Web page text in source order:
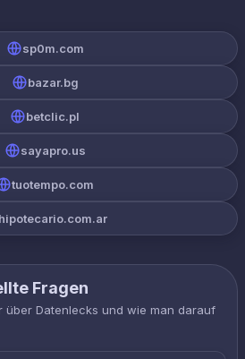
sp0m.com
bazar.bg
betclic.pl
sayapro.us
tuotempo.com
hipotecario.com.ar
Fragen
über Datenlecks und wie man darauf